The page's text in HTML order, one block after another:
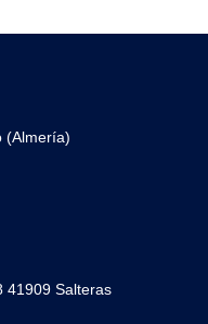
(Almería)
41909 Salteras